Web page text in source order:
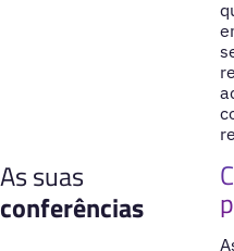
As suas
conferências